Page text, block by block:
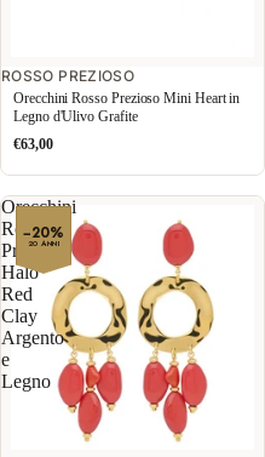
ROSSO PREZIOSO
Orecchini Rosso Prezioso Mini Heart in
Legno d'Ulivo Grafite
€63,00
Orecchini
Rosso
Prezioso
Halo
Red
Clay
Argento
e
Legno
−20%
20 ANNI